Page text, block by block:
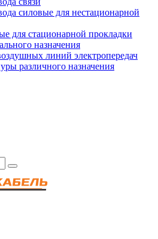
силовые для нестационарной
для стационарной прокладки
назначения
линий электропередач
различного назначения